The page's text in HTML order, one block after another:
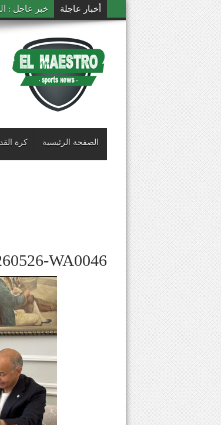
أخبار عاجلة خبر عاجل :
الصفحة الرئيسية كرة
WA0046